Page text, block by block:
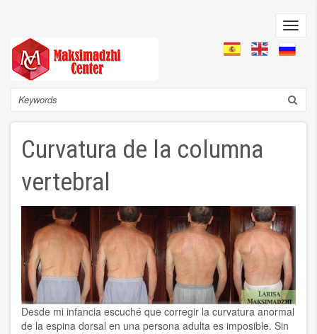
content
Search
Сurvatura de la columna
vertebral
Desde mi infancia escuché que corregir la curvatura anormal
de la espina dorsal en una persona adulta es imposible. Sin